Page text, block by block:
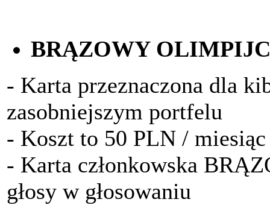
BRĄZOWY
- Karta przeznaczona dla
zasobniejszym portfelu
- Koszt to 50 PLN / miesiąc
- Karta członkowska
głosy w głosowaniu